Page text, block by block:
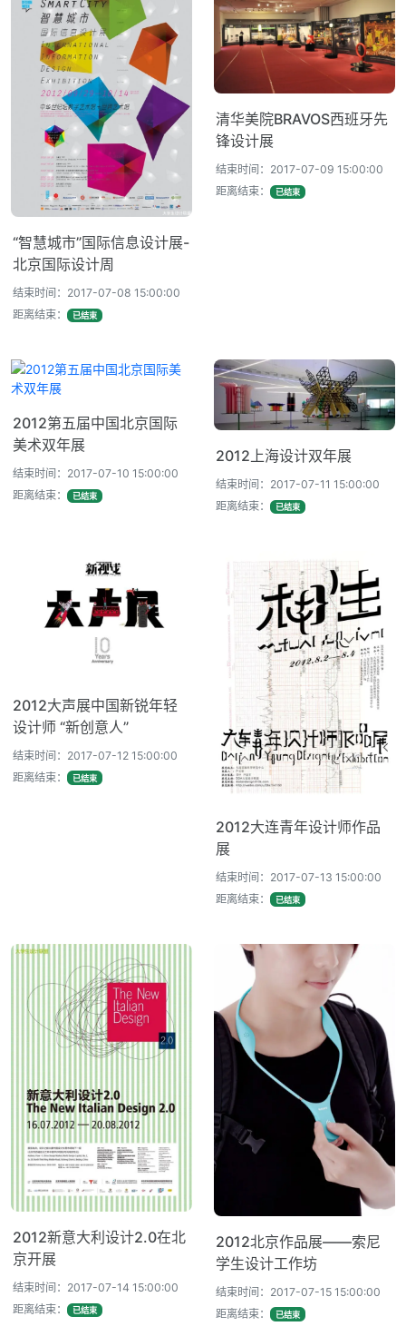
“智慧城市”国际信息设计展-
北京国际设计周
结束时间：2017-07-08 15:00:00
距离结束：
已结束
清华美院BRAVOS西班牙先
锋设计展
结束时间：2017-07-09 15:00:00
距离结束：
已结束
2012第五届中国北京国际
美术双年展
结束时间：2017-07-10 15:00:00
距离结束：
已结束
2012上海设计双年展
结束时间：2017-07-11 15:00:00
距离结束：
已结束
2012大声展中国新锐年轻
设计师 “新创意人”
结束时间：2017-07-12 15:00:00
距离结束：
已结束
2012大连青年设计师作品
展
结束时间：2017-07-13 15:00:00
距离结束：
已结束
2012新意大利设计2.0在北
京开展
结束时间：2017-07-14 15:00:00
距离结束：
已结束
2012北京作品展——索尼
学生设计工作坊
结束时间：2017-07-15 15:00:00
距离结束：
已结束